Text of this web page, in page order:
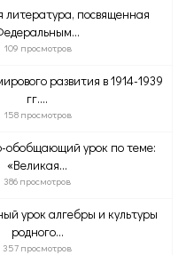
литература, посвященная
109 просмотров
развития в 1914-1939
гг....
158 просмотров
обобщающий урок по теме:
«Великая...
386 просмотров
урок алгебры и культуры
родного...
357 просмотров